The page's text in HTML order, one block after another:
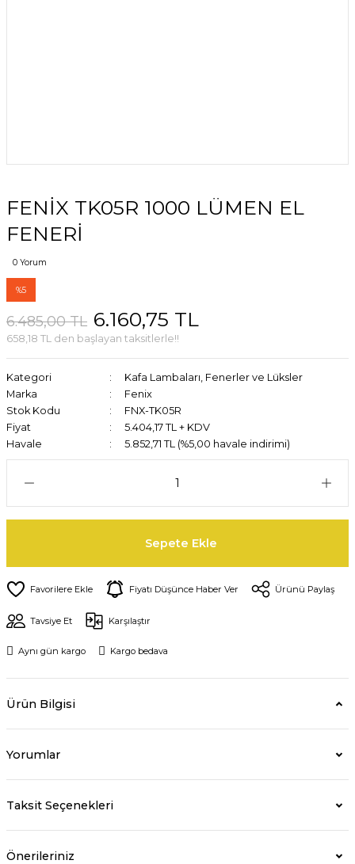
FENİX ​​TK05R 1000 LÜMEN EL
FENERİ
0 Yorum
%5
6.485,00 TL 6.160,75 TL
658,18 TL den başlayan taksitlerle!!
Kategori
Kafa Lambaları, Fenerler ve Lüksler
Marka
Fenix
Stok Kodu
FNX-TK05R
Fiyat
5.404,17 TL + KDV
Havale
5.852,71 TL (%5,00 havale indirimi)
Sepete Ekle
Fiyatı Düşünce Haber Ver Ürünü Paylaş
Tavsiye Et Karşılaştır
Aynı gün kargo Kargo bedava
Ürün Bilgisi
Yorumlar
Taksit Seçenekleri
Önerileriniz